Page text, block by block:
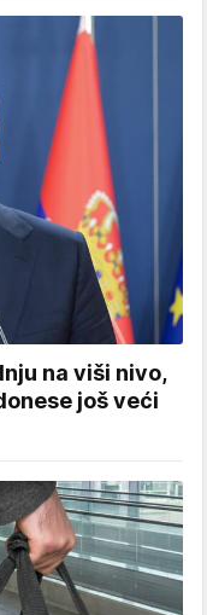
na viši nivo,
još veći